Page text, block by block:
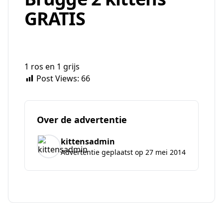
GRATIS
1 ros en 1 grijs
Post Views: 66
Over de advertentie
kittensadmin
Advertentie geplaatst op 27 mei 2014